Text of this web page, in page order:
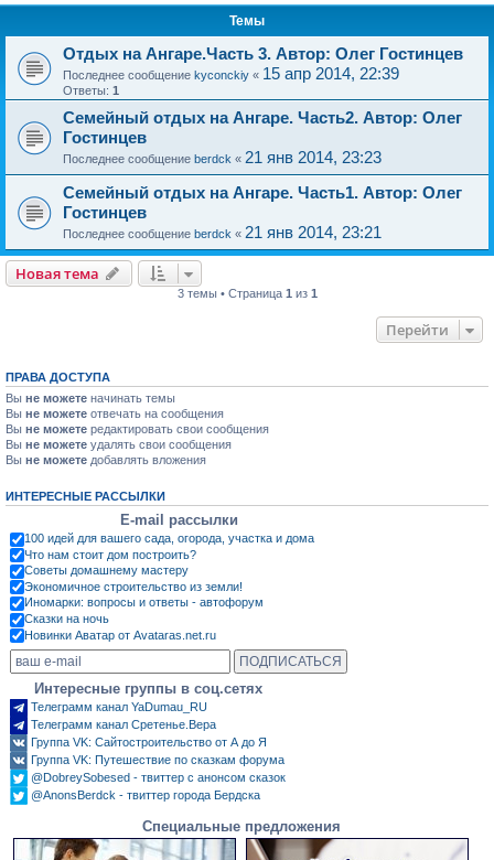
Темы
Отдых на Ангаре.Часть 3. Автор: Олег Гостинцев
Последнее сообщение kyconckiy « 15 апр 2014, 22:39
Ответы: 1
Семейный отдых на Ангаре. Часть2. Автор: Олег
Гостинцев
Последнее сообщение berdck « 21 янв 2014, 23:23
Семейный отдых на Ангаре. Часть1. Автор: Олег
Гостинцев
Последнее сообщение berdck « 21 янв 2014, 23:21
Новая тема
3 темы • Страница 1 из 1
Перейти
ПРАВА ДОСТУПА
Вы не можете начинать темы
Вы не можете отвечать на сообщения
Вы не можете редактировать свои сообщения
Вы не можете удалять свои сообщения
Вы не можете добавлять вложения
ИНТЕРЕСНЫЕ РАССЫЛКИ
E-mail рассылки
100 идей для вашего сада, огорода, участка и дома
Что нам стоит дом построить?
Советы домашнему мастеру
Экономичное строительство из земли!
Иномарки: вопросы и ответы - автофорум
Сказки на ночь
Новинки Аватар от Avataras.net.ru
Интересные группы в соц.сетях
Телеграмм канал YaDumau_RU
Телеграмм канал Сретенье.Вера
Группа VK: Сайтостроительство от А до Я
Группа VK: Путешествие по сказкам форума
@DobreySobesed - твиттер с анонсом сказок
@AnonsBerdck - твиттер города Бердска
Специальные предложения